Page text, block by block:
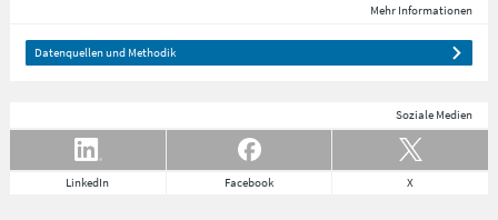
Mehr Informationen
Datenquellen und Methodik
Soziale Medien
LinkedIn Facebook X